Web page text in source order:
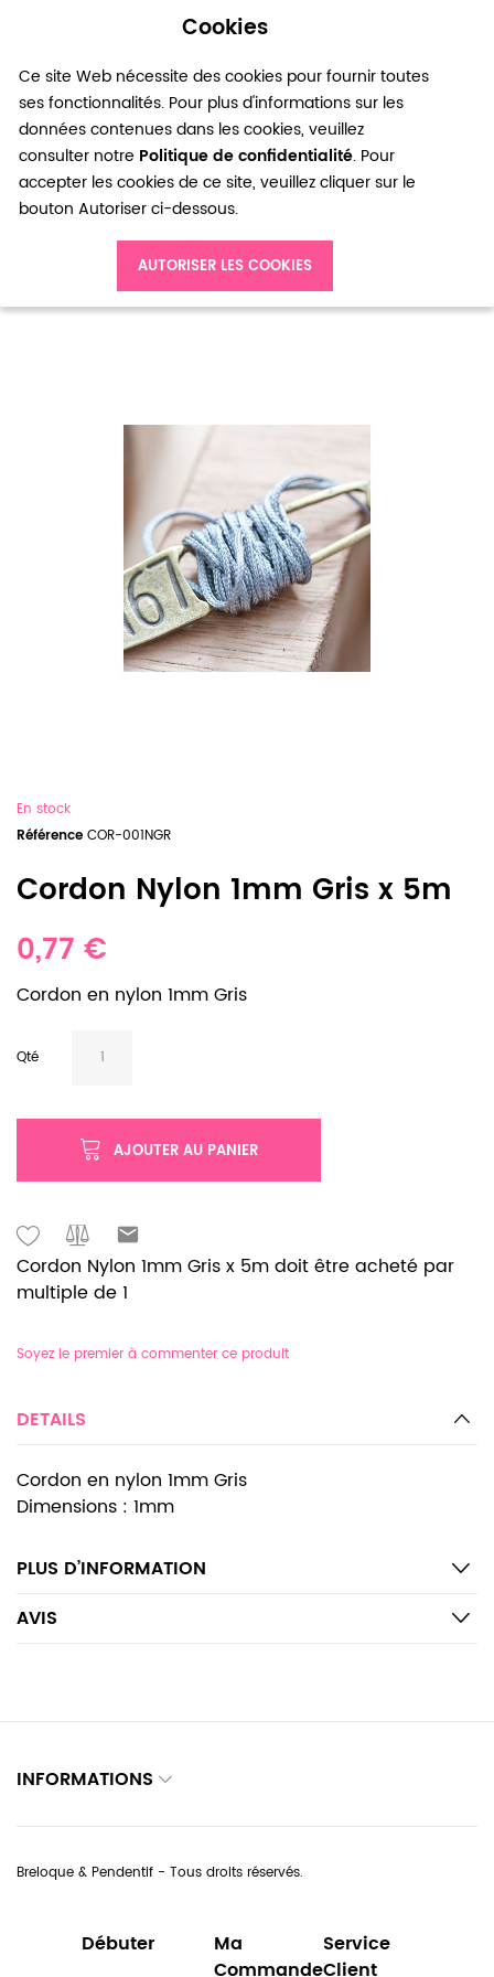
Cookies
Ce site Web nécessite des cookies pour fournir toutes
ses fonctionnalités. Pour plus d'informations sur les
données contenues dans les cookies, veuillez
consulter notre Politique de confidentialité. Pour
accepter les cookies de ce site, veuillez cliquer sur le
bouton Autoriser ci-dessous.
AUTORISER LES COOKIES
0
Cordon Nylon 1mm Gris x 5m
En stock
Référence COR-001NGR
Cordon Nylon 1mm Gris x 5m
0,77 €
Cordon en nylon 1mm Gris
Qté
AJOUTER AU PANIER
Cordon Nylon 1mm Gris x 5m doit être acheté par
multiple de 1
Soyez le premier à commenter ce produit
DETAILS
Cordon en nylon 1mm Gris
Dimensions : 1mm
PLUS D’INFORMATION
AVIS
INFORMATIONS
Breloque & Pendentif - Tous droits réservés.
Débuter
Ma
Commande
Service
Client